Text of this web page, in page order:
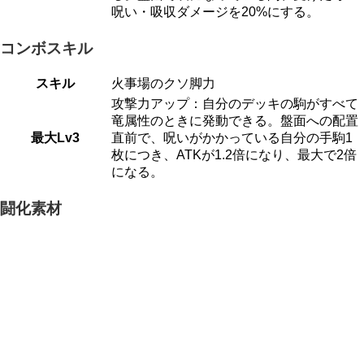
呪い・吸収ダメージを20%にする。
コンボスキル
スキル 火事場のクソ脚力
最大Lv3
攻撃力アップ：自分のデッキの駒がすべて
竜属性のときに発動できる。盤面への配置
直前で、呪いがかかっている自分の手駒1
枚につき、ATKが1.2倍になり、最大で2倍
になる。
闘化素材